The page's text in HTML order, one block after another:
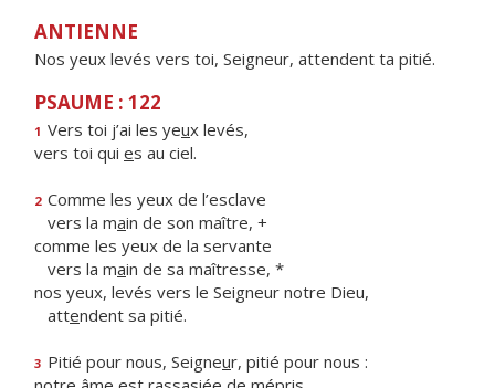
ANTIENNE
Nos yeux levés vers toi, Seigneur, attendent ta pitié.
PSAUME : 122
1 Vers toi j’ai les yeux levés,
vers toi qui es au ciel.
2 Comme les yeux de l’esclave
vers la main de son maître, +
comme les yeux de la servante
vers la main de sa maîtresse, *
nos yeux, levés vers le Seigneur notre Dieu,
attendent sa pitié.
3 Pitié pour nous, Seigneur, pitié pour nous :